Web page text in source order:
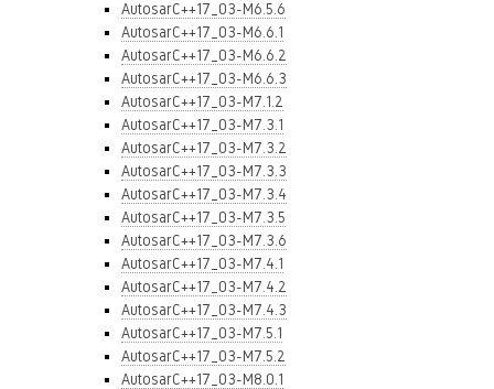
AutosarC++17_03-M6.5.6
AutosarC++17_03-M6.6.1
AutosarC++17_03-M6.6.2
AutosarC++17_03-M6.6.3
AutosarC++17_03-M7.1.2
AutosarC++17_03-M7.3.1
AutosarC++17_03-M7.3.2
AutosarC++17_03-M7.3.3
AutosarC++17_03-M7.3.4
AutosarC++17_03-M7.3.5
AutosarC++17_03-M7.3.6
AutosarC++17_03-M7.4.1
AutosarC++17_03-M7.4.2
AutosarC++17_03-M7.4.3
AutosarC++17_03-M7.5.1
AutosarC++17_03-M7.5.2
AutosarC++17_03-M8.0.1